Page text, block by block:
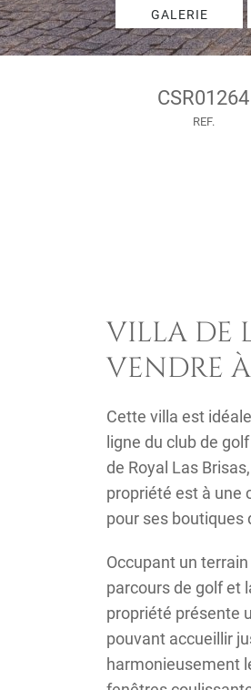
GALERIE
CSR01264
REF.
VILLA DE
VENDRE
Cette villa est
ligne du club de
de Royal Las
propriété est à une
pour ses boutiques
Occupant un
parcours de golf et
propriété présente
pouvant accueillir
harmonieusement